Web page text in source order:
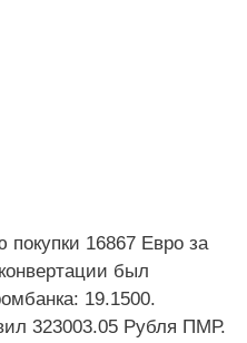
16867 Евро за
был
19.1500.
323003.05 Рубля ПМР.